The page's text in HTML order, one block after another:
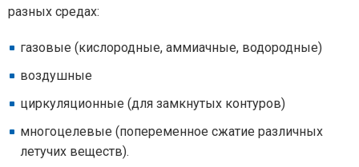
разных средах:
газовые (кислородные, аммиачные, водородные)
воздушные
циркуляционные (для замкнутых контуров)
многоцелевые (попеременное сжатие различных
летучих веществ).